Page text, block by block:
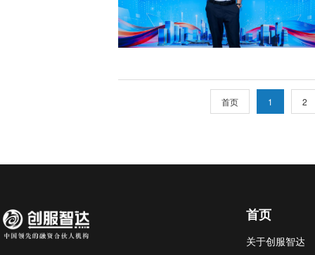
首页 1 2
首页
关于创服智达